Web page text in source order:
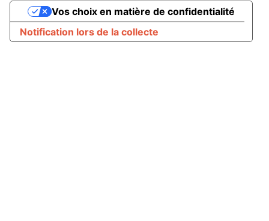
Notification lors de la collecte
Vos choix en matière de confidentialité